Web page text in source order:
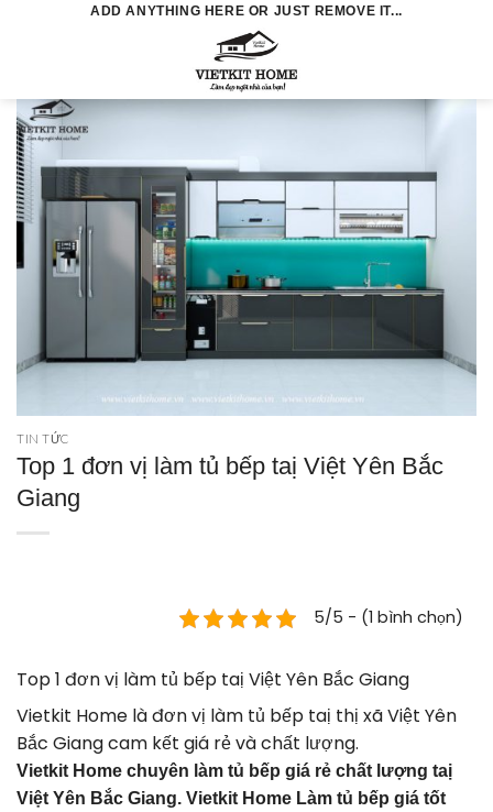
ADD ANYTHING HERE OR JUST REMOVE IT...
TIN TỨC
Top 1 đơn vị làm tủ bếp taị Việt Yên Bắc
Giang
5/5 - (1 bình chọn)
Top 1 đơn vị làm tủ bếp taị Việt Yên Bắc Giang
Vietkit Home là đơn vị làm tủ bếp taị thị xã Việt Yên
Bắc Giang cam kết giá rẻ và chất lượng.
Vietkit Home chuyên làm tủ bếp giá rẻ chất lượng taị
Việt Yên Bắc Giang. Vietkit Home Làm tủ bếp giá tốt